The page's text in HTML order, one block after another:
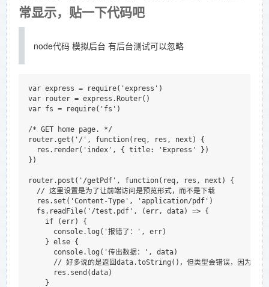
常显示，贴一下代码吧
node代码 模拟后台 有后台测试可以忽略
var express = require('express')
var router = express.Router()
var fs = require('fs')
/* GET home page. */
router.get('/', function(req, res, next) {
  res.render('index', { title: 'Express' })
})
router.post('/getPdf', function(req, res, next) {
  // 这里设置是为了让前端访问是预览形式，而不是下载
  res.set('Content-Type', 'application/pdf')
  fs.readFile('/test.pdf', (err, data) => {
    if (err) {
      console.log('报错了：', err)
    } else {
      console.log('传出数据：', data)
// 好多说的是返回data.toString()，但类型会错误，因为是
      res.send(data)
    }